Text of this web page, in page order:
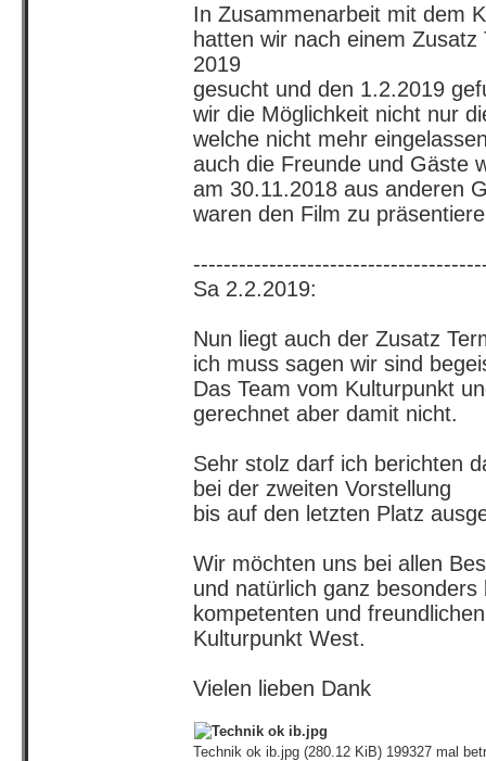
In Zusammenarbeit mit dem
hatten wir nach einem Zusatz
2019
gesucht und den 1.2.2019
wir die Möglichkeit nicht nur
welche nicht mehr
auch die Freunde und Gäste
am 30.11.2018 aus anderen
waren den Film zu
Sa 2.2.2019:
Nun liegt auch der Zusatz
ich muss sagen wir sind
Das Team vom Kulturpunkt
gerechnet aber damit nicht.
Sehr stolz darf ich berichten
bei der zweiten Vorstellung
bis auf den letzten Platz
Wir möchten uns bei allen
und natürlich ganz besonders
kompetenten und
Kulturpunkt West.
Vielen lieben Dank
Technik ok ib.jpg (280.12 KiB) 199327 mal